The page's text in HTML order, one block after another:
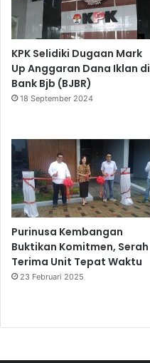
KPK Selidiki Dugaan Mark
Up Anggaran Dana Iklan di
Bank Bjb (BJBR)
18 September 2024
Purinusa Kembangan
Buktikan Komitmen, Serah
Terima Unit Tepat Waktu
23 Februari 2025